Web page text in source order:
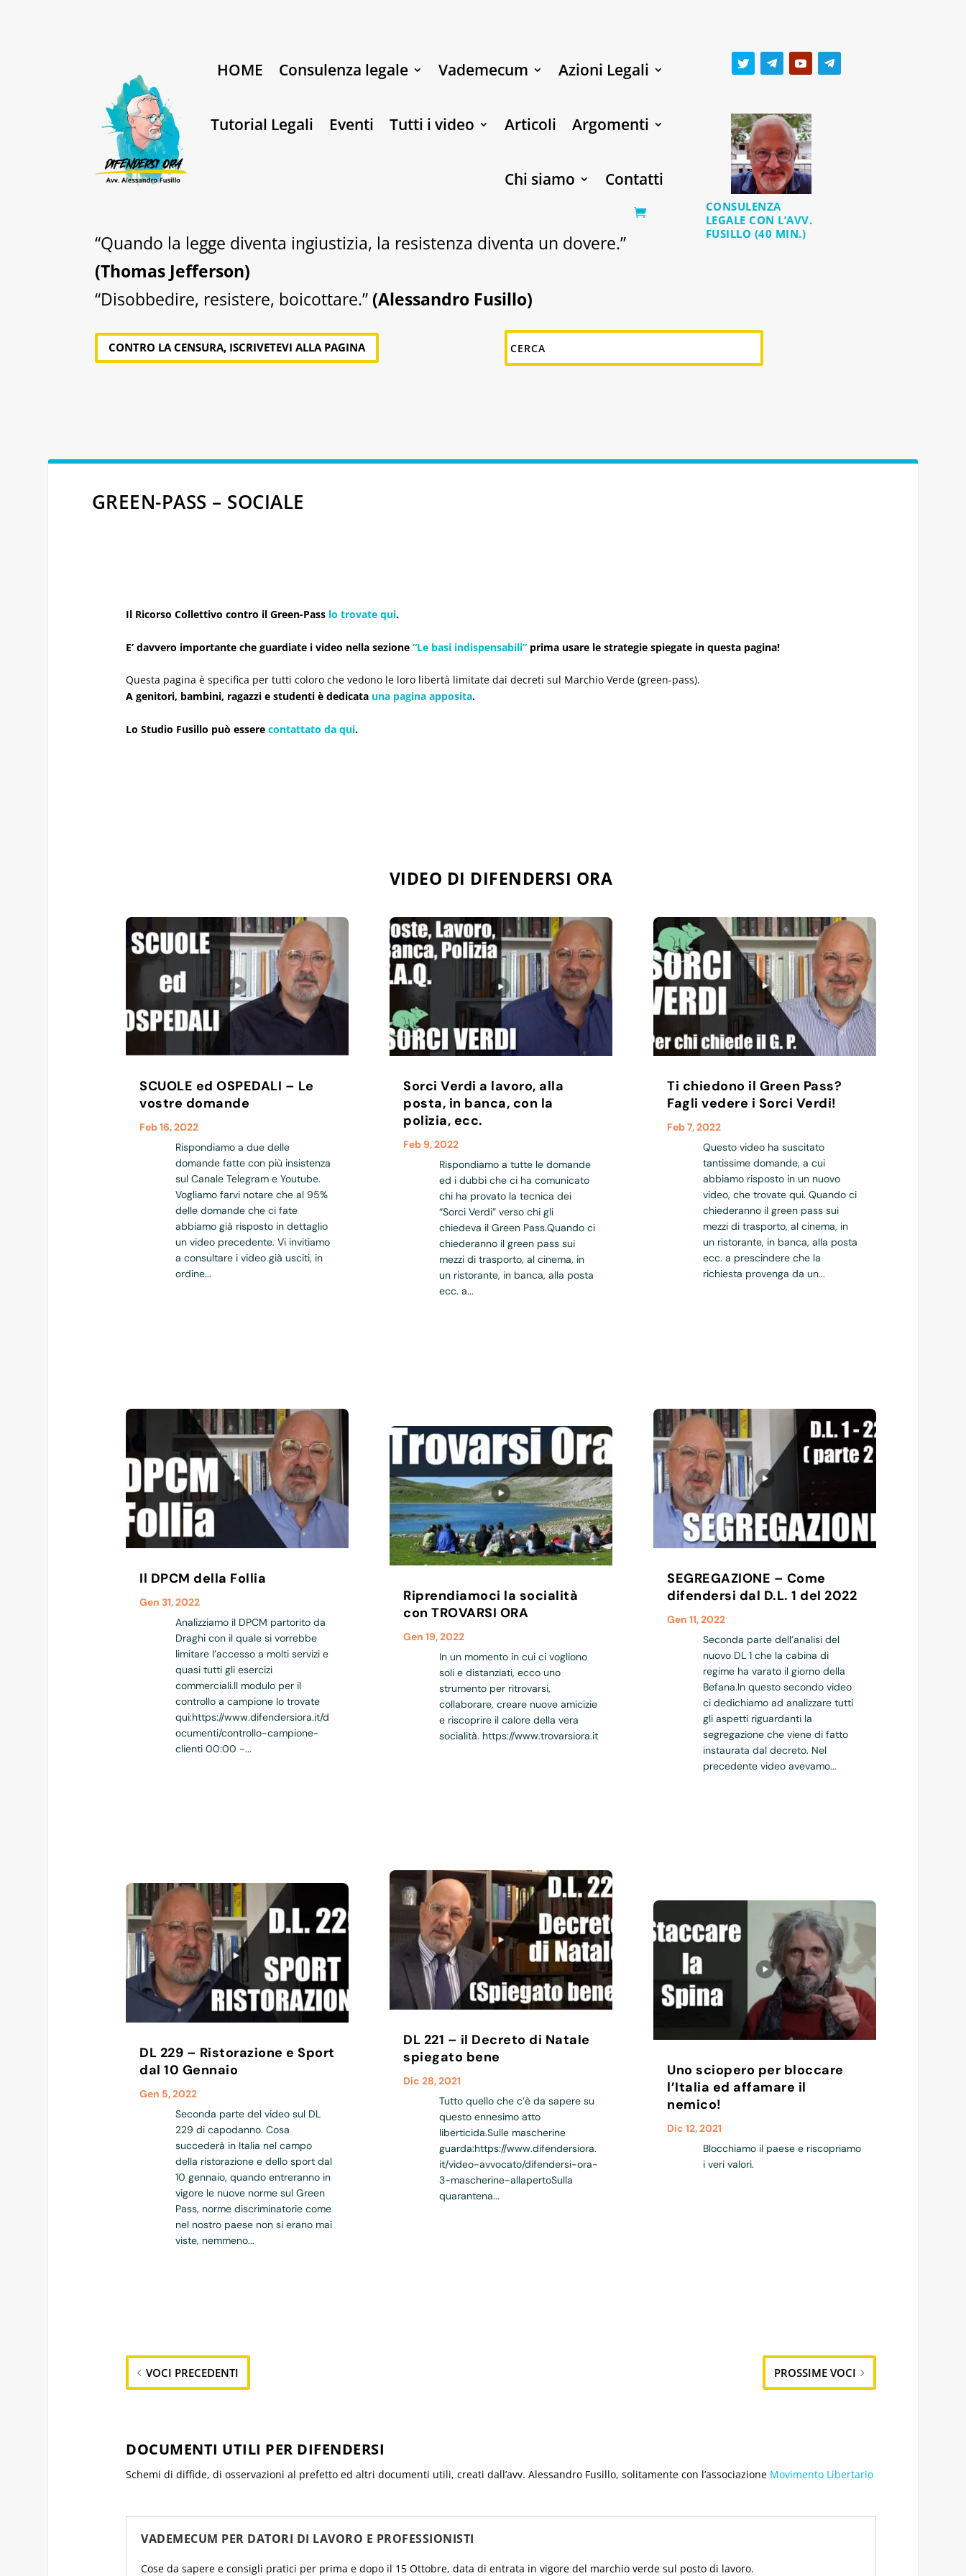
HOME Consulenza legale Vademecum Azioni Legali
Tutorial Legali Eventi Tutti i video Articoli Argomenti
Chi siamo Contatti
“Quando la legge diventa ingiustizia, la resistenza diventa un dovere.”
(Thomas Jefferson)
“Disobbedire, resistere, boicottare.” (Alessandro Fusillo)
CONSULENZA
LEGALE CON L’AVV.
FUSILLO (40 MIN.)
CONTRO LA CENSURA, ISCRIVETEVI ALLA PAGINA
GREEN-PASS – SOCIALE
Il Ricorso Collettivo contro il Green-Pass lo trovate qui.
E’ davvero importante che guardiate i video nella sezione “Le basi indispensabili” prima usare le strategie spiegate in questa pagina!
Questa pagina è specifica per tutti coloro che vedono le loro libertà limitate dai decreti sul Marchio Verde (green-pass).
A genitori, bambini, ragazzi e studenti è dedicata una pagina apposita.
Lo Studio Fusillo può essere contattato da qui.
VIDEO DI DIFENDERSI ORA
SCUOLE ed OSPEDALI – Le
vostre domande
Feb 16, 2022
Rispondiamo a due delle
domande fatte con più insistenza
sul Canale Telegram e Youtube.
Vogliamo farvi notare che al 95%
delle domande che ci fate
abbiamo già risposto in dettaglio
un video precedente. Vi invitiamo
a consultare i video già usciti, in
ordine...
Il DPCM della Follia
Gen 31, 2022
Analizziamo il DPCM partorito da
Draghi con il quale si vorrebbe
limitare l’accesso a molti servizi e
quasi tutti gli esercizi
commerciali.Il modulo per il
controllo a campione lo trovate
qui:https://www.difendersiora.it/d
ocumenti/controllo-campione-
clienti 00:00 -...
DL 229 – Ristorazione e Sport
dal 10 Gennaio
Gen 5, 2022
Seconda parte del video sul DL
229 di capodanno. Cosa
succederà in Italia nel campo
della ristorazione e dello sport dal
10 gennaio, quando entreranno in
vigore le nuove norme sul Green
Pass, norme discriminatorie come
nel nostro paese non si erano mai
viste, nemmeno...
Sorci Verdi a lavoro, alla
posta, in banca, con la
polizia, ecc.
Feb 9, 2022
Rispondiamo a tutte le domande
ed i dubbi che ci ha comunicato
chi ha provato la tecnica dei
“Sorci Verdi” verso chi gli
chiedeva il Green Pass.Quando ci
chiederanno il green pass sui
mezzi di trasporto, al cinema, in
un ristorante, in banca, alla posta
ecc. a...
Riprendiamoci la socialità
con TROVARSI ORA
Gen 19, 2022
In un momento in cui ci vogliono
soli e distanziati, ecco uno
strumento per ritrovarsi,
collaborare, creare nuove amicizie
e riscoprire il calore della vera
socialità. https://www.trovarsiora.it
DL 221 – il Decreto di Natale
spiegato bene
Dic 28, 2021
Tutto quello che c’è da sapere su
questo ennesimo atto
liberticida.Sulle mascherine
guarda:https://www.difendersiora.
it/video-avvocato/difendersi-ora-
3-mascherine-allapertoSulla
quarantena...
Ti chiedono il Green Pass?
Fagli vedere i Sorci Verdi!
Feb 7, 2022
Questo video ha suscitato
tantissime domande, a cui
abbiamo risposto in un nuovo
video, che trovate qui. Quando ci
chiederanno il green pass sui
mezzi di trasporto, al cinema, in
un ristorante, in banca, alla posta
ecc. a prescindere che la
richiesta provenga da un...
SEGREGAZIONE – Come
difendersi dal D.L. 1 del 2022
Gen 11, 2022
Seconda parte dell’analisi del
nuovo DL 1 che la cabina di
regime ha varato il giorno della
Befana.In questo secondo video
ci dedichiamo ad analizzare tutti
gli aspetti riguardanti la
segregazione che viene di fatto
instaurata dal decreto. Nel
precedente video avevamo...
Uno sciopero per bloccare
l’Italia ed affamare il
nemico!
Dic 12, 2021
Blocchiamo il paese e riscopriamo
i veri valori.
VOCI PRECEDENTI PROSSIME VOCI
DOCUMENTI UTILI PER DIFENDERSI
Schemi di diffide, di osservazioni al prefetto ed altri documenti utili, creati dall’avv. Alessandro Fusillo, solitamente con l’associazione Movimento Libertario
VADEMECUM PER DATORI DI LAVORO E PROFESSIONISTI
Cose da sapere e consigli pratici per prima e dopo il 15 Ottobre, data di entrata in vigore del marchio verde sul posto di lavoro.